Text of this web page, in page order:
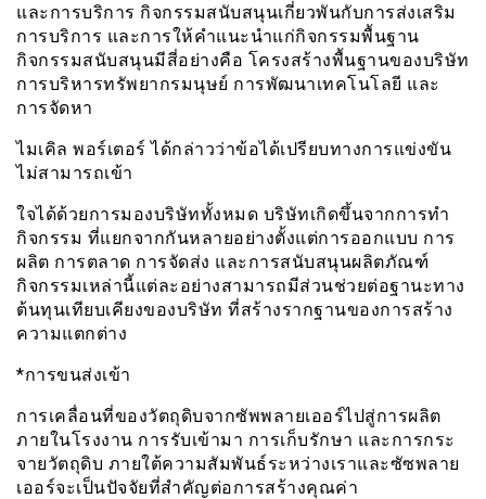
และการบริการ กิจกรรมสนับสนุนเกี่ยวพันกับการส่งเสริม
การบริการ และการให้คำแนะนำแก่กิจกรรมพื้นฐาน
กิจกรรมสนับสนุนมีสี่อย่างคือ โครงสร้างพื้นฐานของบริษัท
การบริหารทรัพยากรมนุษย์ การพัฒนาเทคโนโลยี และ
การจัดหา
ไมเคิล พอร์เตอร์ ได้กล่าวว่าข้อได้เปรียบทางการแข่งขัน
ไม่สามารถเข้า
ใจได้ด้วยการมองบริษัททั้งหมด บริษัทเกิดขึ้นจากการทำ
กิจกรรม ที่แยกจากกันหลายอย่างตั้งแต่การออกแบบ การ
ผลิต การตลาด การจัดส่ง และการสนับสนุนผลิตภัณฑ์
กิจกรรมเหล่านี้แต่ละอย่างสามารถมีส่วนช่วยต่อฐานะทาง
ต้นทุนเทียบเคียงของบริษัท ที่สร้างรากฐานของการสร้าง
ความแตกต่าง
*การขนส่งเข้า
การเคลื่อนที่ของวัตถุดิบจากซัพพลายเออร์ไปสู่การผลิต
ภายในโรงงาน การรับเข้ามา การเก็บรักษา และการกระ
จายวัตถุดิบ ภายใต้ความสัมพันธ์ระหว่างเราและซัซพลาย
เออร์จะเป็นปัจจัยที่สำคัญต่อการสร้างคุณค่า